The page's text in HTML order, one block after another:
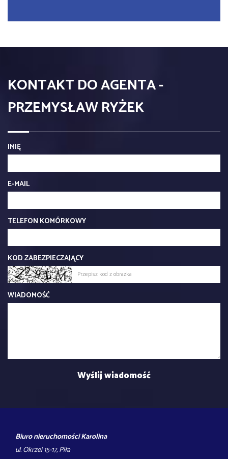
KONTAKT DO AGENTA -
PRZEMYSŁAW RYŻEK
IMIĘ
E-MAIL
TELEFON KOMÓRKOWY
KOD ZABEZPIECZAJĄCY
WIADOMOŚĆ
Biuro nieruchomości Karolina
ul. Okrzei 15-17, Piła